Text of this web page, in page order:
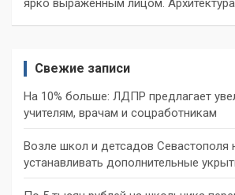
Свежие записи
На 10% больше: ЛДПР предлагает
учителям, врачам и соцработникам
Возле школ и детсадов Севастополя
устанавливать дополнительные